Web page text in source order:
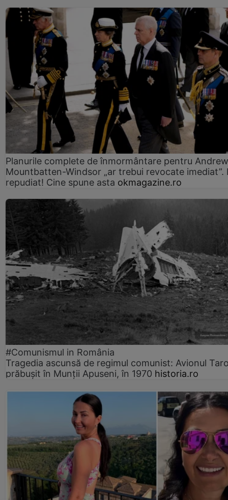
Planurile complete de înmormântare pentru Andrew
Mountbatten-Windsor „ar trebui revocate imediat”.
repudiat! Cine spune asta okmagazine.ro
#Comunismul in România
Tragedia ascunsă de regimul comunist: Avionul
prăbușit în Munții Apuseni, în 1970 historia.ro